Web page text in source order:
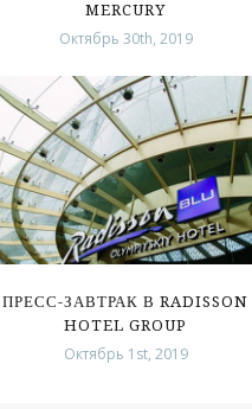
MERCURY
Октябрь 30th, 2019
ПРЕСС-ЗАВТРАК В RADISSON
HOTEL GROUP
Октябрь 1st, 2019